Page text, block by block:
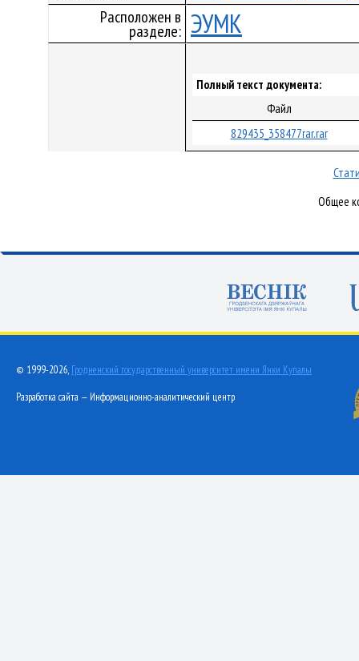
Расположен в
разделе: ЭУМК
Полный текст документа:
Файл
829435_358477rar.rar
Общее
© 1999-2026, Гродненский государственный университет имени Янки Купалы
Разработка сайта — Информационно-аналитический центр